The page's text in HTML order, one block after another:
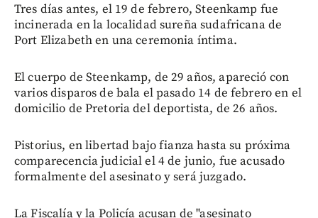
Tres días antes, el 19 de febrero, Steenkamp fue
incinerada en la localidad sureña sudafricana de
Port Elizabeth en una ceremonia íntima.
El cuerpo de Steenkamp, de 29 años, apareció con
varios disparos de bala el pasado 14 de febrero en el
domicilio de Pretoria del deportista, de 26 años.
Pistorius, en libertad bajo fianza hasta su próxima
comparecencia judicial el 4 de junio, fue acusado
formalmente del asesinato y será juzgado.
La Fiscalía y la Policía acusan de "asesinato